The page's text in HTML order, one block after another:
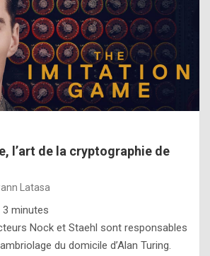
l’art de la cryptographie de
Latasa
3 minutes
Nock et Staehl sont responsables
du domicile d’Alan Turing.